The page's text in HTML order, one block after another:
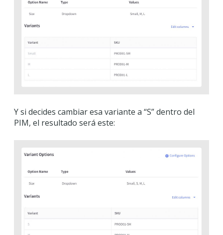
Y si decides cambiar esa variante a “S” dentro del
PIM, el resultado será este: